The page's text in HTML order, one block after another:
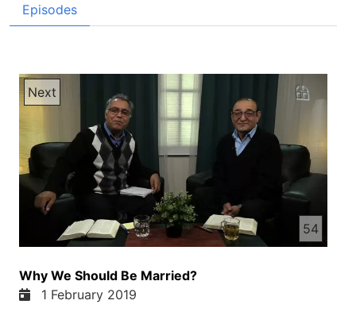
Episodes
Next
54
Why We Should Be Married?
1 February 2019